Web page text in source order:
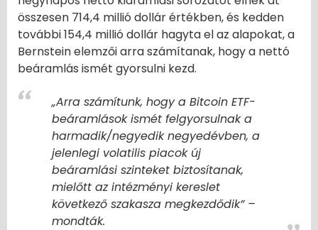
összesen 714,4 millió dollár értékben, és kedden
további 154,4 millió dollár hagyta el az alapokat, a
Bernstein elemzői arra számítanak, hogy a nettó
beáramlás ismét gyorsulni kezd.
„Arra számítunk, hogy a Bitcoin ETF-
beáramlások ismét felgyorsulnak a
harmadik/negyedik negyedévben, a
jelenlegi volatilis piacok új
beáramlási szinteket biztosítanak,
mielőtt az intézményi kereslet
következő szakasza megkezdődik” –
mondták.